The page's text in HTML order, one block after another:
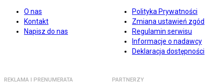
O nas
Kontakt
Napisz do nas
Polityka Prywatności
Zmiana ustawień zgód
Regulamin serwisu
Informacje o nadawcy
Deklaracja dostępności
REKLAMA I PRENUMERATA PARTNERZY